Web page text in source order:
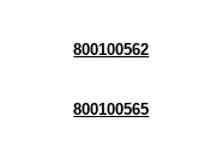
800100562
800100565